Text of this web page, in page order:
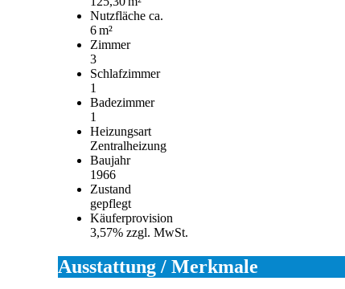
Nutzfläche ca.
6 m²
Zimmer
3
Schlafzimmer
1
Badezimmer
1
Heizungsart
Zentralheizung
Baujahr
1966
Zustand
gepflegt
Käufer­provision
3,57% zzgl. MwSt.
Ausstattung / Merkmale